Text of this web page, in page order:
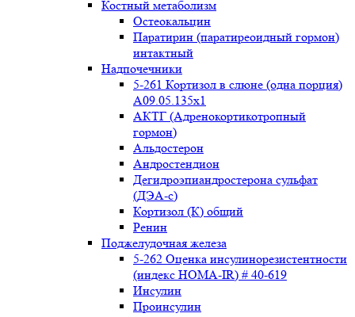
Костный метаболизм
Остеокальцин
Паратирин (паратиреоидный гормон)
интактный
Надпочечники
5-261 Кортизол в слюне (одна порция)
A09.05.135x1
АКТГ (Адренокортикотропный
гормон)
Альдостерон
Андростендион
Дегидроэпиандростерона сульфат
(ДЭА-с)
Кортизол (К) общий
Ренин
Поджелудочная железа
5-262 Оценка инсулинорезистентности
(индекс HOMA-IR) # 40-619
Инсулин
Проинсулин